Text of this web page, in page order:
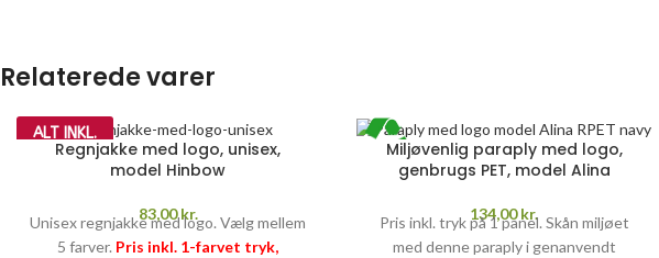
Relaterede varer
ALT INKL.
Regnjakke med logo, unisex,
model Hinbow
83,00kr.
Unisex regnjakke med logo. Vælg mellem
5 farver. Pris inkl. 1-farvet tryk,
Miljøvenlig paraply med logo,
genbrugs PET, model Alina
134,00kr.
Pris inkl. tryk på 1 panel. Skån miljøet
med denne paraply i genanvendt